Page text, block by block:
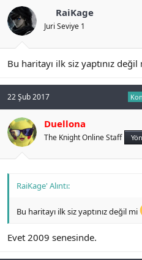
o
n
s
:
RaiKage
Juri Seviye 1
Bu haritayı ilk siz yaptınız değil
22 Şub 2017
Duellona
The Knight Online Staff
RaiKage' Alıntı:
Bu haritayı ilk siz yaptınız değil mi
Evet 2009 senesinde.